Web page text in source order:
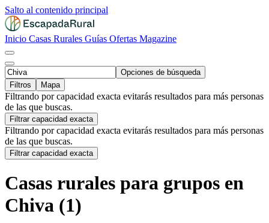
Salto al contenido principal
Inicio Casas Rurales Guías Ofertas Magazine
Opciones de búsqueda
Filtros
Mapa
Filtrando por capacidad exacta evitarás resultados para más personas
de las que buscas.
Filtrar capacidad exacta
Filtrando por capacidad exacta evitarás resultados para más personas
de las que buscas.
Filtrar capacidad exacta
Casas rurales para grupos en
Chiva (1)